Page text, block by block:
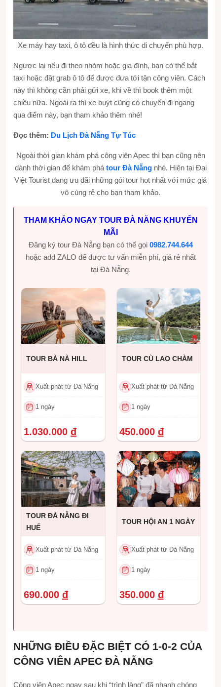
Xe máy hay taxi, ô tô đều là hình thức di chuyển phù hợp.
Ngược lại nếu đi theo nhóm hoặc gia đình, bạn có thể bắt
taxi hoặc đặt grab ô tô để được đưa tới tận công viên. Cách
này thì không cần phải gửi xe, khi về thì book thêm một
chiều nữa. Ngoài ra thì xe buýt cũng có chuyến đi ngang
qua điểm này, bạn tham khảo thêm nhé!
Đọc thêm: Du Lịch Đà Nẵng Tự Túc
Ngoài thời gian khám phá công viên Apec thì bạn cũng nên
dành thời gian để khám phá tour Đà Nẵngnhé. Hiện tại Đại
Việt Tourist đang ưu đãi những gói tour hot nhất với mức giá
vô cùng rẻ cho bạn tham khảo.
THAM KHẢO NGAY TOUR ĐÀ NẴNG KHUYẾN
MÃI
Đăng ký tour Đà Nẵng bạn có thể gọi 0982.744.644
hoặc add ZALO để được tư vấn miễn phí, giá rẻ nhất
tại Đà Nẵng.
TOUR BÀ NÀ HILL
Xuất phát từ Đà Nẵng
1 ngày
1.030.000 đ
TOUR CÙ LAO CHÀM
Xuất phát từ Đà Nẵng
1 ngày
450.000 đ
TOUR ĐÀ NẴNG ĐI
HUẾ
Xuất phát từ Đà Nẵng
1 ngày
690.000 đ
TOUR HỘI AN 1 NGÀY
Xuất phát từ Đà Nẵng
1 ngày
350.000 đ
NHỮNG ĐIỀU ĐẶC BIỆT CÓ 1-0-2 CỦA
CÔNG VIÊN APEC ĐÀ NẴNG
Công viên Apec ngay sau khi “trình làng” đã nhanh chóng